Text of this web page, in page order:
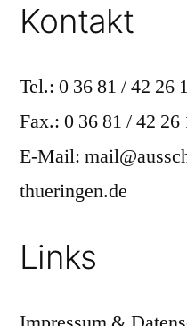
Kontakt
Tel.: 0 36 81 / 42 26
Fax.: 0 36 81 / 42 26
E-Mail:
thueringen.de
Links